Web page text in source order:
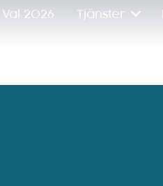
Val 2026 Tjänster